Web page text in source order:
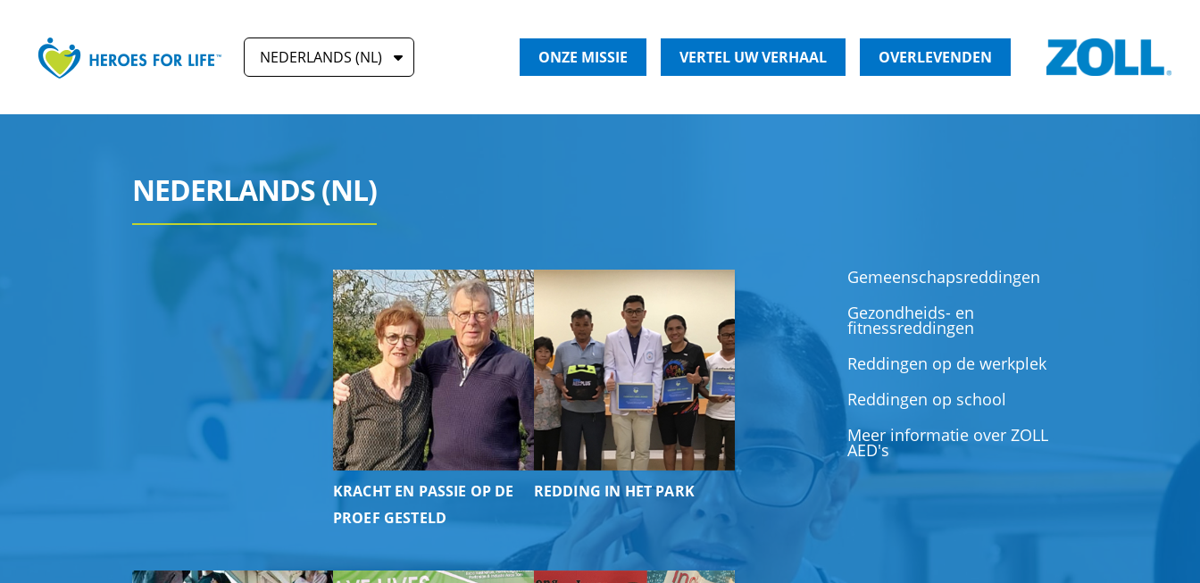
NEDERLANDS (NL) ONZE MISSIE VERTEL UW VERHAAL OVERLEVENDEN
NEDERLANDS (NL)
KRACHT EN PASSIE OP DE
PROEF GESTELD
REDDING IN HET PARK
Gemeenschapsreddingen
Gezondheids- en
fitnessreddingen
Reddingen op de werkplek
Reddingen op school
Meer informatie over ZOLL
AED's